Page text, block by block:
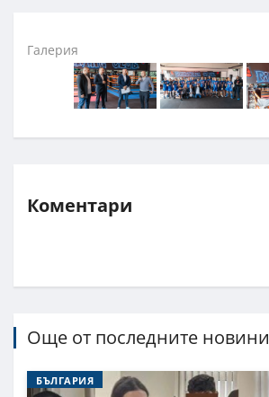
Галерия
Коментари
Още от последните новини
БЪЛГАРИЯ